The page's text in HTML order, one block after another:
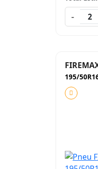
-
2
195/